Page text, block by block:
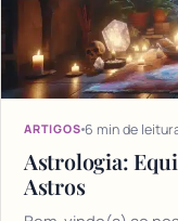
ARTIGOS 6 min de
Astrologia:
Astros